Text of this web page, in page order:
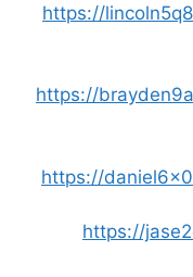
https://
https://
https://
https://